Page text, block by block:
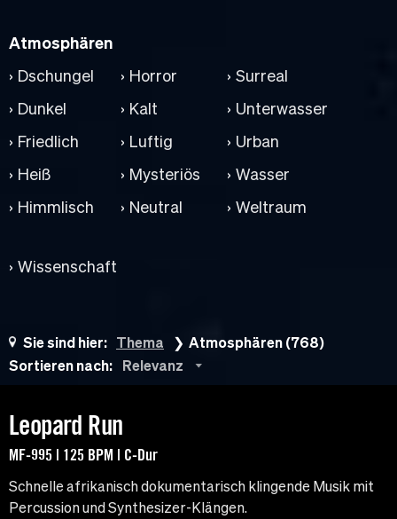
Atmosphären
Dschungel
Dunkel
Friedlich
Heiß
Himmlisch
Horror
Kalt
Luftig
Mysteriös
Neutral
Surreal
Unterwasser
Urban
Wasser
Weltraum
Wissenschaft
Sie sind hier: Thema
Atmosphären (768)
Sortieren nach:
Relevanz
Leopard Run
MF-995 | 125 BPM | C-Dur
Schnelle afrikanisch dokumentarisch klingende Musik mit
Percussion und Synthesizer-Klängen.